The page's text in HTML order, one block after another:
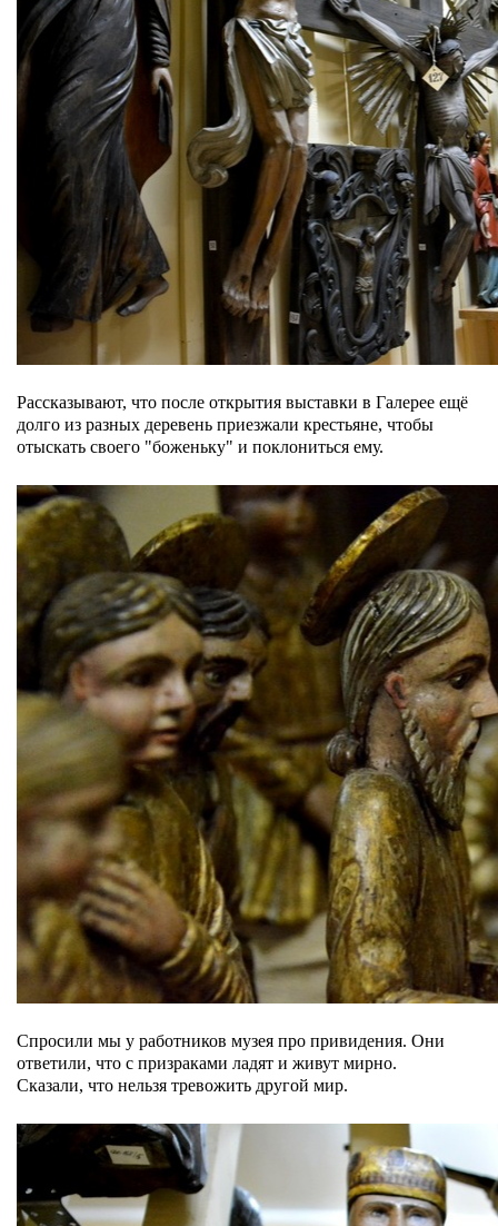
Рассказывают, что после открытия выставки в Галерее ещё
долго из разных деревень приезжали крестьяне, чтобы
отыскать своего "боженьку" и поклониться ему.
Спросили мы у работников музея про привидения. Они
ответили, что с призраками ладят и живут мирно.
Сказали, что нельзя тревожить другой мир.